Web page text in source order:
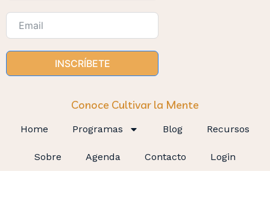
INSCRÍBETE
Conoce Cultivar la Mente
Home Programas Blog Recursos
Sobre Agenda Contacto Login